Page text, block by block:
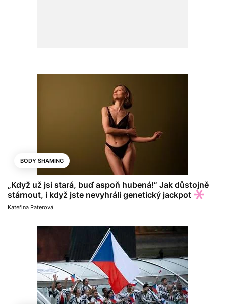
BODY SHAMING
„Když už jsi stará, buď aspoň hubená!“ Jak důstojně
stárnout, i když jste nevyhráli genetický jackpot
Kateřina Paterová